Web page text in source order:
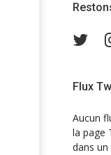
Flux
Aucun
la page
dans